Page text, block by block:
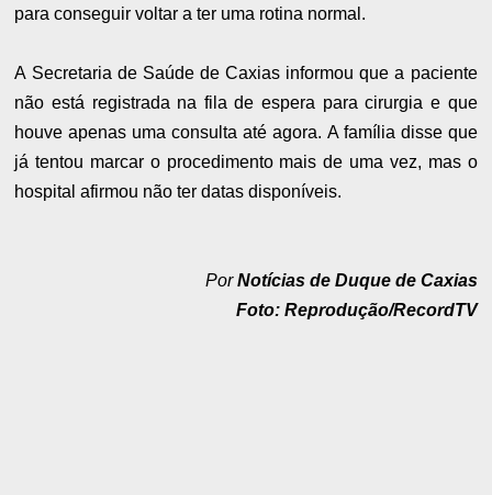
para conseguir voltar a ter uma rotina normal.
A Secretaria de Saúde de Caxias informou que a paciente
não está registrada na fila de espera para cirurgia e que
houve apenas uma consulta até agora. A família disse que
já tentou marcar o procedimento mais de uma vez, mas o
hospital afirmou não ter datas disponíveis.
PorNotícias de Duque de Caxias
Foto: Reprodução/RecordTV